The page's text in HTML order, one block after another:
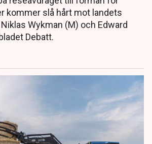
kommer slå hårt mot landets
Wykman (M) och Edward
Debatt.